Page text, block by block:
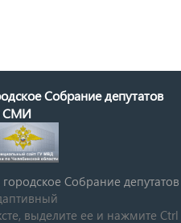
Собрание депутатов
СМИ
Cобрание депутатов
выделите ее и нажмите Ctrl